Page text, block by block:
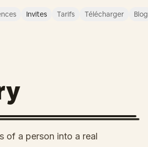
Invites Tarifs Télécharger Blog
of a person into a real